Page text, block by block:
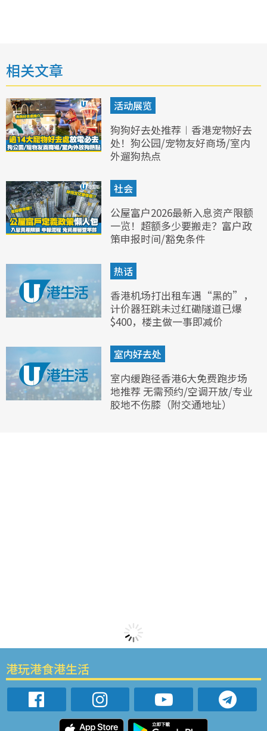
相关文章
活动展览
狗狗好去处推荐︱香港宠物好去
处！狗公园/宠物友好商场/室内
外遛狗热点
社会
公屋富户2026最新入息资产限额
一览！超额多少要搬走？富户政
策申报时间/豁免条件
热话
香港机场打出租车遇“黑的”，
计价器狂跳未过红磡隧道已爆
$400，楼主做一事即减价
室内好去处
室内缓跑径香港6大免费跑步场
地推荐 无需预约/空调开放/专业
胶地不伤膝（附交通地址）
港玩港食港生活